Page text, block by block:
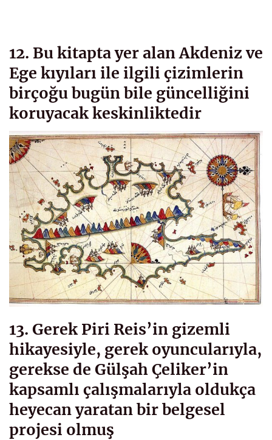
12. Bu kitapta yer alan Akdeniz ve
Ege kıyıları ile ilgili çizimlerin
birçoğu bugün bile güncelliğini
koruyacak keskinliktedir
13. Gerek Piri Reis’in gizemli
hikayesiyle, gerek oyuncularıyla,
gerekse de Gülşah Çeliker’in
kapsamlı çalışmalarıyla oldukça
heyecan yaratan bir belgesel
projesi olmuş